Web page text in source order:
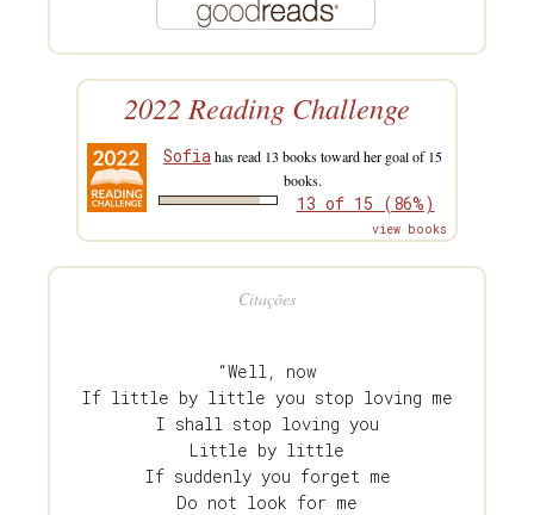
2022 Reading Challenge
Sofia has read 13 books toward her goal of 15
books.
13 of 15 (86%)
view books
Citações
“Well, now
If little by little you stop loving me
I shall stop loving you
Little by little
If suddenly you forget me
Do not look for me